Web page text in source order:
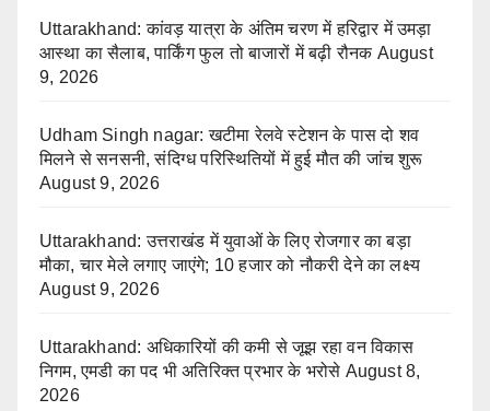
Uttarakhand: कांवड़ यात्रा के अंतिम चरण में हरिद्वार में उमड़ा
आस्था का सैलाब, पार्किंग फुल तो बाजारों में बढ़ी रौनक August
9, 2026
Udham Singh nagar: खटीमा रेलवे स्टेशन के पास दो शव
मिलने से सनसनी, संदिग्ध परिस्थितियों में हुई मौत की जांच शुरू
August 9, 2026
Uttarakhand: उत्तराखंड में युवाओं के लिए रोजगार का बड़ा
मौका, चार मेले लगाए जाएंगे; 10 हजार को नौकरी देने का लक्ष्य
August 9, 2026
Uttarakhand: अधिकारियों की कमी से जूझ रहा वन विकास
निगम, एमडी का पद भी अतिरिक्त प्रभार के भरोसे August 8,
2026